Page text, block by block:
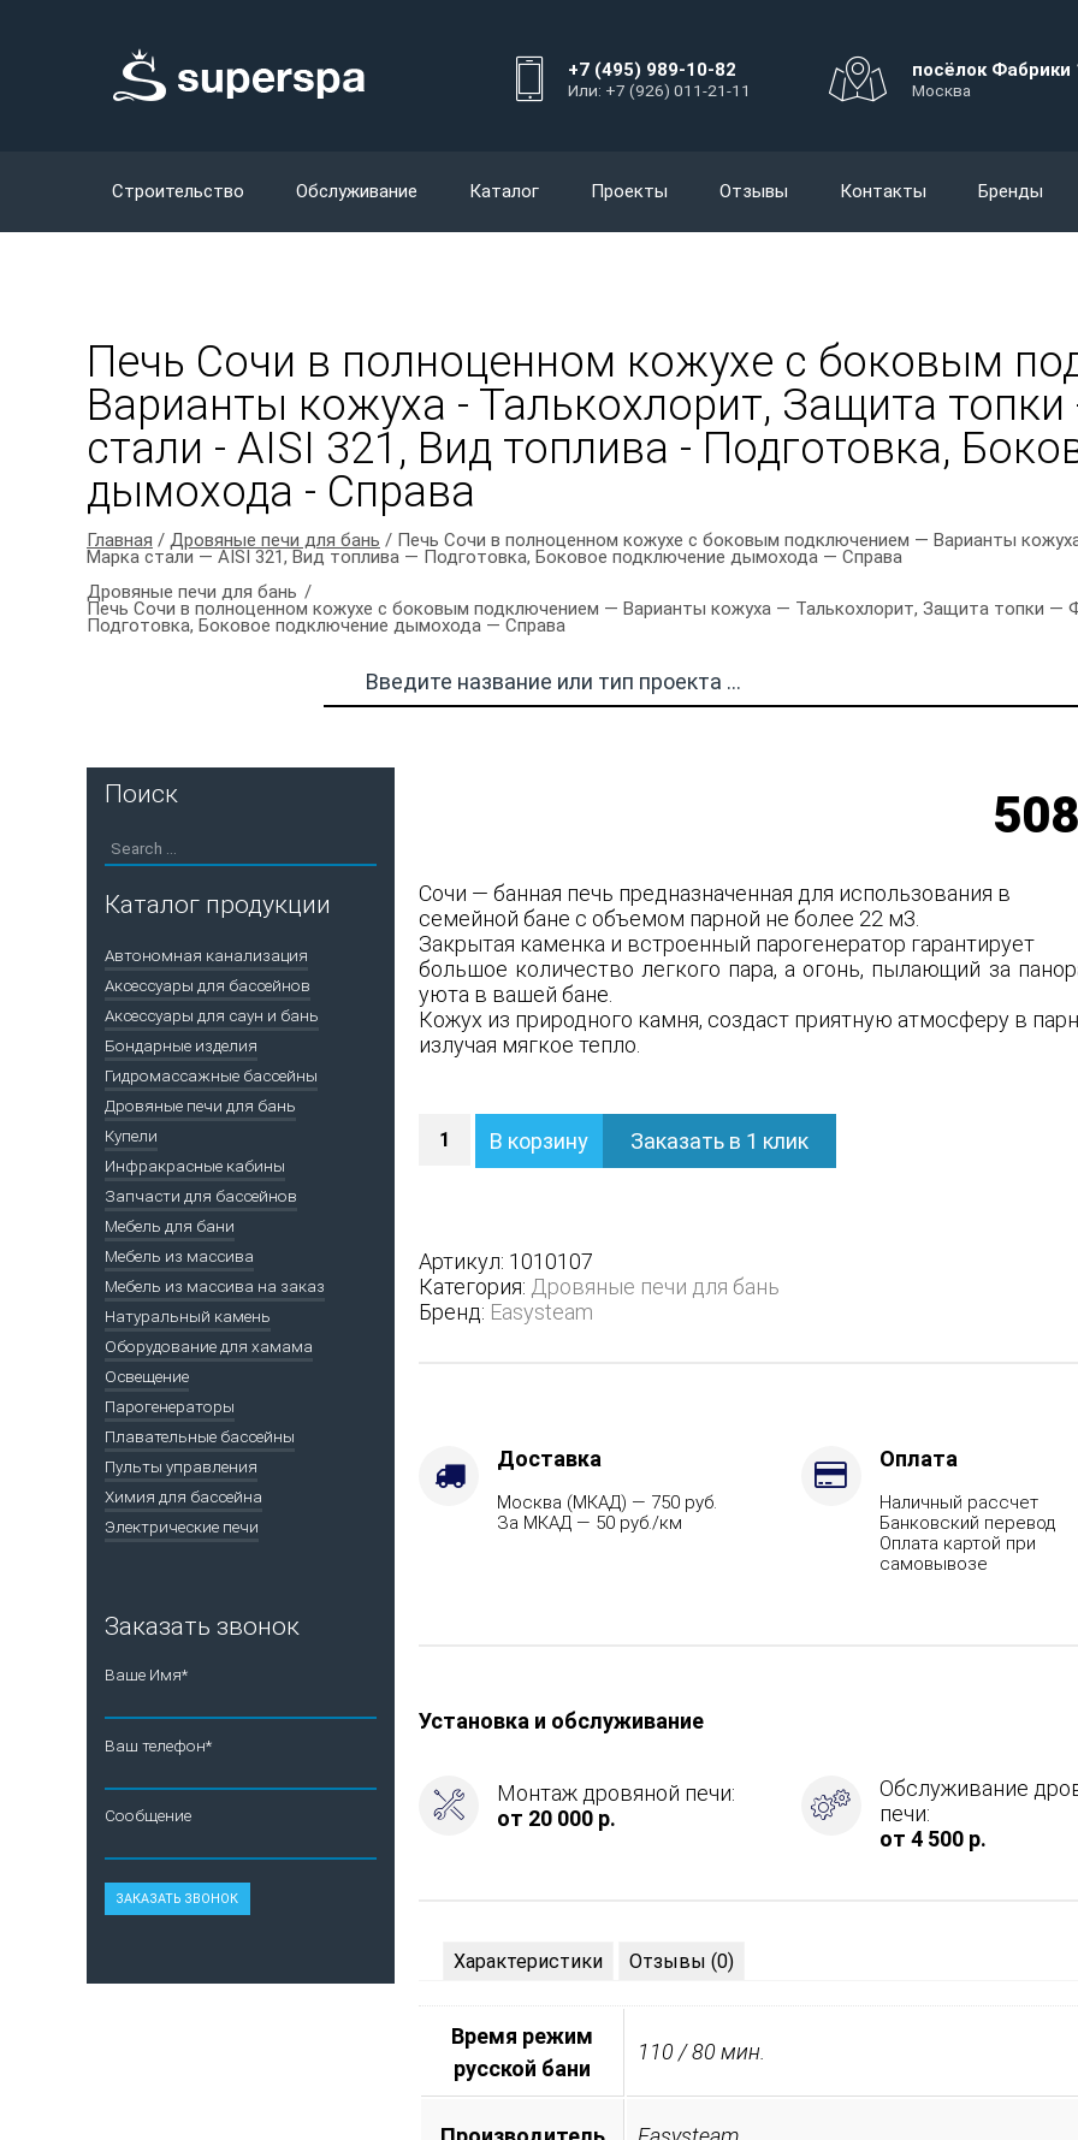
+7 (495) 989-10-82
Или: +7 (926) 011-21-11
посёлок Фабрики
Москва
Строительство Обслуживание Каталог Проекты Отзывы Контакты Бренды
Печь Сочи в полноценном кожухе с боковым
Варианты кожуха - Талькохлорит, Защита
стали - AISI 321, Вид топлива - Подготовка,
дымохода - Справа
Главная / Дровяные печи для бань / Печь Сочи в полноценном кожухе с боковым подключением — Варианты
Марка стали — AISI 321, Вид топлива — Подготовка, Боковое подключение дымохода — Справа
Дровяные печи для бань
Печь Сочи в полноценном кожухе с боковым подключением — Варианты кожуха — Талькохлорит, Защита топки —
Подготовка, Боковое подключение дымохода — Справа
Сочи — банная печь предназначенная для использования в
семейной бане с объемом парной не более 22 м3.
Закрытая каменка и встроенный парогенератор гарантирует
большое количество легкого пара, а огонь, пылающий за
уюта в вашей бане.
Кожух из природного камня, создаст приятную атмосферу в
излучая мягкое тепло.
Печь
кожухе
с
боковым
подключением
Талькохлорит,
Защита
топлива
Подготовка,
Боковое
подключение
В корзину Заказать в 1 клик
Артикул: 1010107
Категория: Дровяные печи для бань
Бренд: Easysteam
Доставка
Москва (МКАД) — 750 руб.
За МКАД — 50 руб./км
Оплата
Наличный рассчет
Банковский перевод
Оплата картой при
самовывозе
Установка и обслуживание
Монтаж дровяной печи:
от 20 000 р.
Обслуживание
печи:
от 4 500 р.
Характеристики Отзывы (0)
Время режим
русской бани
110 / 80 мин.
Поиск
Каталог продукции
Автономная канализация
Аксессуары для бассейнов
Аксессуары для саун и бань
Бондарные изделия
Гидромассажные бассейны
Дровяные печи для бань
Купели
Инфракрасные кабины
Запчасти для бассейнов
Мебель для бани
Мебель из массива
Мебель из массива на заказ
Натуральный камень
Оборудование для хамама
Освещение
Парогенераторы
Плавательные бассейны
Пульты управления
Химия для бассейна
Электрические печи
Заказать звонок
Ваше Имя*
Ваш телефон*
Сообщение